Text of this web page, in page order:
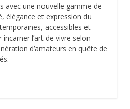
avec une nouvelle gamme de
élégance et expression du
accessibles et
l’art de vivre selon
d’amateurs en quête de